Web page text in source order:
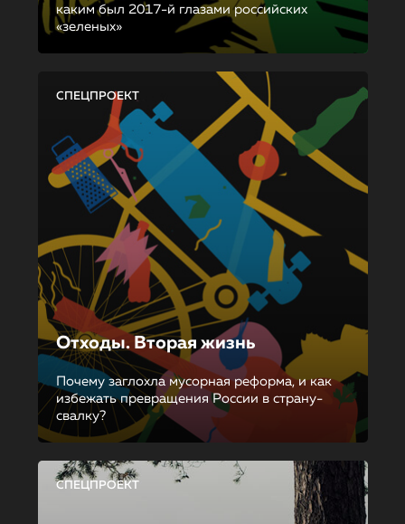
каким был 2017-й глазами российских
«зеленых»
СПЕЦПРОЕКТ
Отходы. Вторая жизнь
Почему заглохла мусорная реформа, и как
избежать превращения России в страну-
свалку?
СПЕЦПРОЕКТ